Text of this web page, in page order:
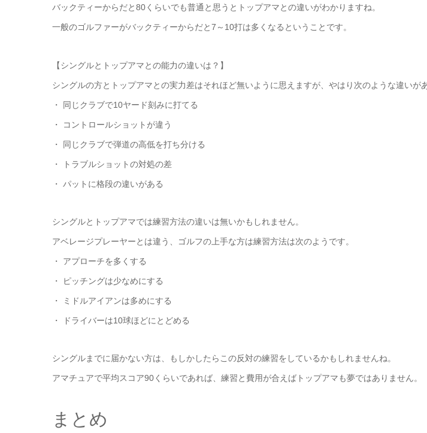
バックティーからだと80くらいでも普通と思うとトップアマとの違いがわかりますね。
一般のゴルファーがバックティーからだと7～10打は多くなるということです。
【シングルとトップアマとの能力の違いは？】
シングルの方とトップアマとの実力差はそれほど無いように思えますが、やはり次のような違いが
・ 同じクラブで10ヤード刻みに打てる
・ コントロールショットが違う
・ 同じクラブで弾道の高低を打ち分ける
・ トラブルショットの対処の差
・ パットに格段の違いがある
シングルとトップアマでは練習方法の違いは無いかもしれません。
アベレージプレーヤーとは違う、ゴルフの上手な方は練習方法は次のようです。
・ アプローチを多くする
・ ピッチングは少なめにする
・ ミドルアイアンは多めにする
・ ドライバーは10球ほどにとどめる
シングルまでに届かない方は、もしかしたらこの反対の練習をしているかもしれませんね。
アマチュアで平均スコア90くらいであれば、練習と費用が合えばトップアマも夢ではありません。
まとめ